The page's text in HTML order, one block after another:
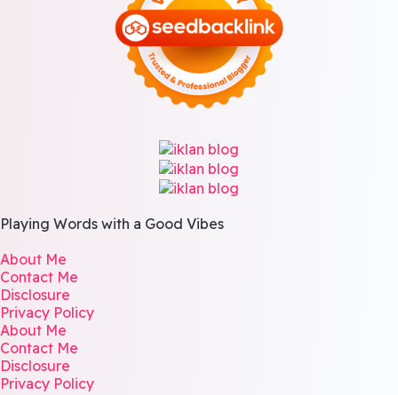
Playing Words with a Good Vibes
About Me
Contact Me
Disclosure
Privacy Policy
About Me
Contact Me
Disclosure
Privacy Policy